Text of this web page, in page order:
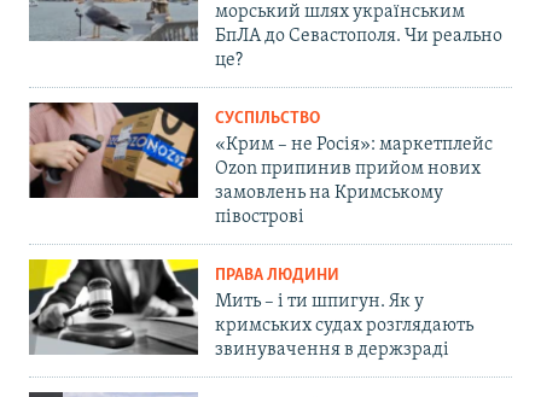
морський шлях українським
БпЛА до Севастополя. Чи реально
це?
СУСПІЛЬСТВО
«Крим – не Росія»: маркетплейс
Ozon припинив прийом нових
замовлень на Кримському
півострові
ПРАВА ЛЮДИНИ
Мить – і ти шпигун. Як у
кримських судах розглядають
звинувачення в держзраді